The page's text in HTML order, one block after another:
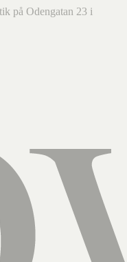
på Odengatan 23 i